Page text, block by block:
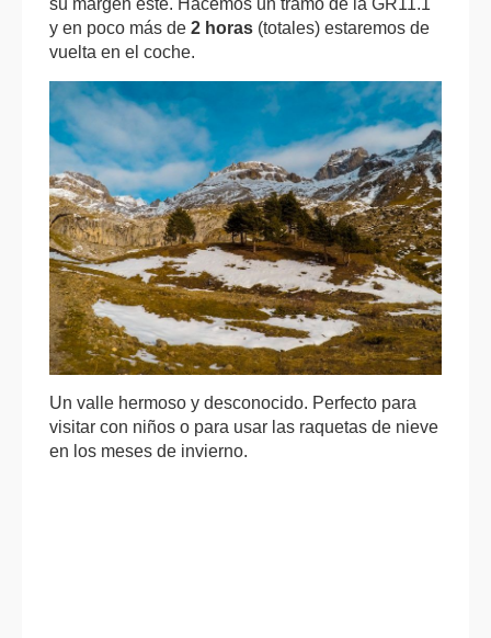
y en poco más de 2 horas (totales) estaremos de
vuelta en el coche.
Un valle hermoso y desconocido. Perfecto para
visitar con niños o para usar las raquetas de nieve
en los meses de invierno.